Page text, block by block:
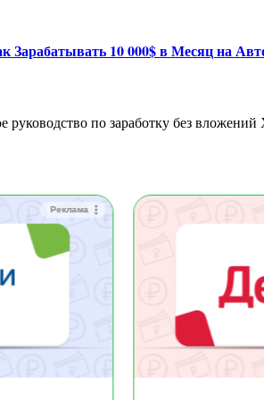
10 000$ в Месяц на
Реклама